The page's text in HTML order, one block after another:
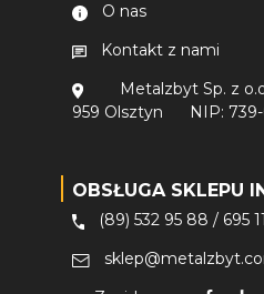
O nas
Kontakt z nami
Metalzbyt Sp. z
959 Olsztyn
NIP:
OBSŁUGA SKLEPU
(89) 532 95 88 / 695